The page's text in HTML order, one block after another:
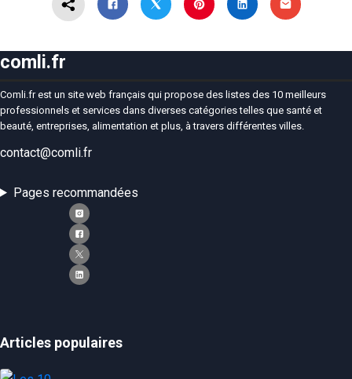
comli.fr
Comli.fr est un site web français qui propose des listes des 10 meilleurs
professionnels et services dans diverses catégories telles que santé et
beauté, entreprises, alimentation et plus, à travers différentes villes.
contact@comli.fr
Pages recommandées
Articles populaires